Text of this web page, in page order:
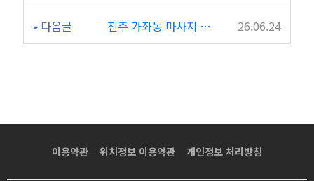
다음글 진주 가좌동 마사지 전신관리 잘하는 센세이션테라피 26.06.24
이용약관 위치정보 이용약관 개인정보 처리방침